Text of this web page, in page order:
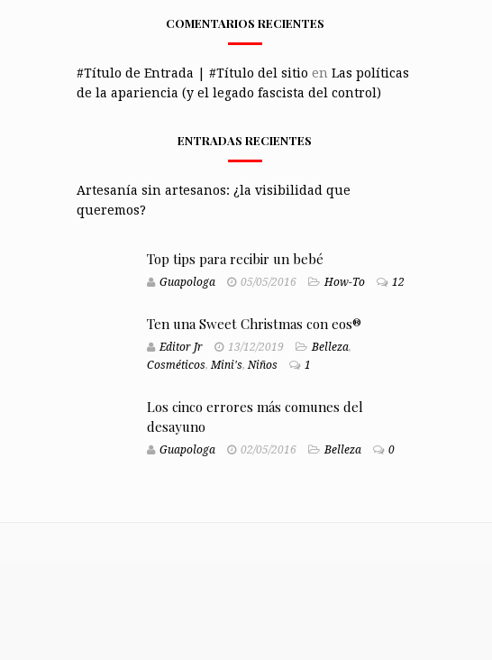
COMENTARIOS RECIENTES
#Título de Entrada | #Título del sitio en Las políticas
de la apariencia (y el legado fascista del control)
ENTRADAS RECIENTES
Artesanía sin artesanos: ¿la visibilidad que
queremos?
Top tips para recibir un bebé
Guapologa 05/05/2016 How-To 12
Ten una Sweet Christmas con eos®
Editor Jr 13/12/2019 Belleza,
Cosméticos,Mini's,Niños 1
Los cinco errores más comunes del
desayuno
Guapologa 02/05/2016 Belleza 0